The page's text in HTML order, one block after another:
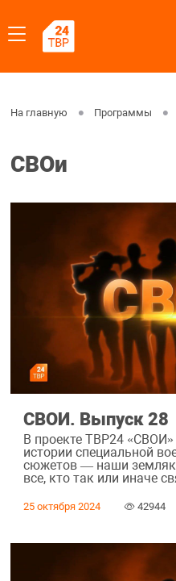
На главную Программы
СВОи
СВОИ. Выпуск 28
В проекте ТВР24
истории специальной
сюжетов — наши
все, кто так или иначе
25 октября 2024 42944